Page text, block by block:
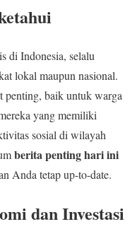
di Indonesia, selalu
lokal maupun nasional.
penting, baik untuk warga
yang memiliki
sosial di wilayah
berita penting hari ini
Anda tetap up-to-date.
dan Investasi